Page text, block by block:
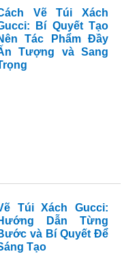
Vẽ Túi Xách
Bí Quyết Tạo
Tác Phẩm Đầy
Tượng và Sang
Túi Xách Gucci:
Dẫn Từng
và Bí Quyết Để
Tạo